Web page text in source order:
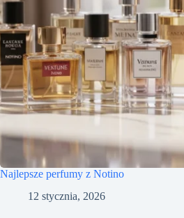
Najlepsze perfumy z Notino
12 stycznia, 2026